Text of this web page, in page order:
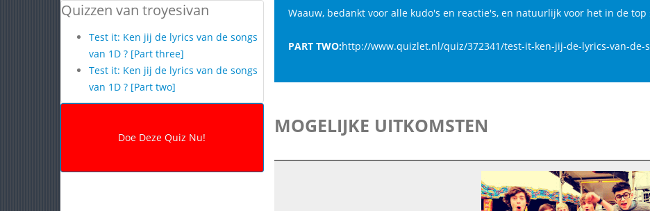
Quizzen van troyesivan
Test it: Ken jij de lyrics van de songs
van 1D ? [Part three]
Test it: Ken jij de lyrics van de songs
van 1D ? [Part two]
Waauw, bedankt voor alle kudo's en reactie's, en natuurlijk voor het in de top
PART TWO:http://www.quizlet.nl/quiz/372341/test-it-ken-jij-de-lyrics-van-de-
MOGELIJKE UITKOMSTEN